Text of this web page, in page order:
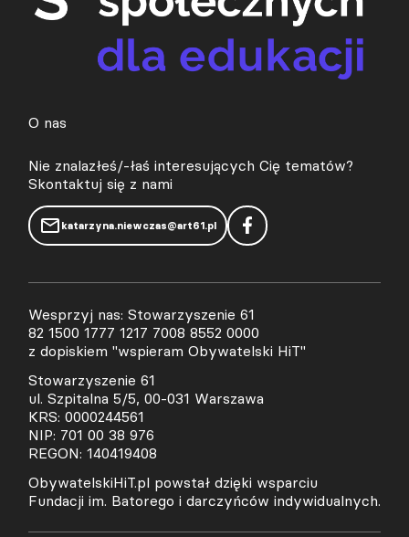
O nas
Nie znalazłeś/-łaś interesujących Cię tematów?
Skontaktuj się z nami
katarzyna.niewczas@art61.pl
Wesprzyj nas: Stowarzyszenie 61
82 1500 1777 1217 7008 8552 0000
z dopiskiem "wspieram Obywatelski HiT"
Stowarzyszenie 61
ul. Szpitalna 5/5, 00-031 Warszawa
KRS: 0000244561
NIP: 701 00 38 976
REGON: 140419408
ObywatelskiHiT.pl powstał dzięki wsparciu
Fundacji im. Batorego i darczyńców indywidualnych.